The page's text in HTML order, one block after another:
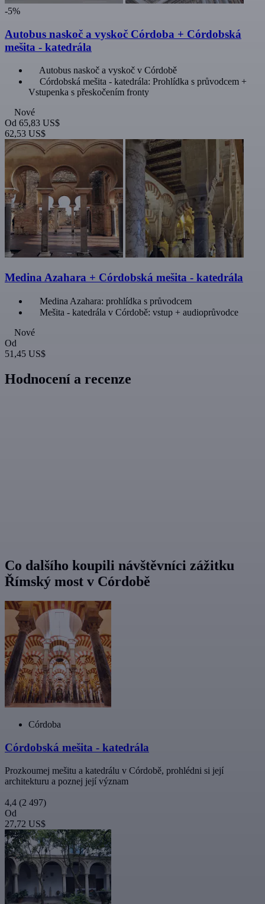
-5%
Autobus naskoč a vyskoč Córdoba + Córdobská
mešita - katedrála
Autobus naskoč a vyskoč v Córdobě
Córdobská mešita - katedrála: Prohlídka s průvodcem +
Vstupenka s přeskočením fronty
Nové
Od 65,83 US$
62,53 US$
Medina Azahara + Córdobská mešita - katedrála
Medina Azahara: prohlídka s průvodcem
Mešita - katedrála v Córdobě: vstup + audioprůvodce
Nové
Od
51,45 US$
Hodnocení a recenze
Co dalšího koupili návštěvníci zážitku
Římský most v Córdobě
Córdoba
Córdobská mešita - katedrála
Prozkoumej mešitu a katedrálu v Córdobě, prohlédni si její
architekturu a poznej její význam
4,4 (2 497)
Od
27,72 US$